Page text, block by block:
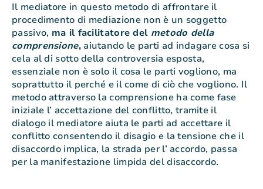
Il mediatore in questo metodo di affrontare il
procedimento di mediazione non è un soggetto
passivo, ma il facilitatore del metodo della
comprensione,aiutando le parti ad indagare cosa si
cela al di sotto della controversia esposta,
essenziale non è solo il cosa le parti vogliono, ma
soprattutto il perché e il come di ciò che vogliono. Il
metodo attraverso la comprensione ha come fase
iniziale l’ accettazione del conflitto, tramite il
dialogo il mediatore aiuta le parti ad accettare il
conflitto consentendo il disagio e la tensione che il
disaccordo implica, la strada per l’ accordo, passa
per la manifestazione limpida del disaccordo.